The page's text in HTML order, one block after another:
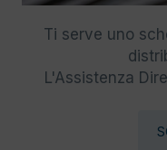
Ti serve uno
L'Assistenza